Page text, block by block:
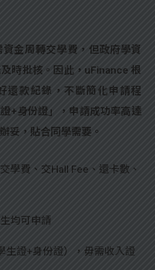
金周轉交學費，但政府學資
時批核。因此，uFinance 根
還款紀錄，不斷簡化申請程
+身份證」，申請成功率高達
妥，貼合同學需要。
學費、交Hall Fee、還卡數、
均可申請
生證+身份證），毋需收入證